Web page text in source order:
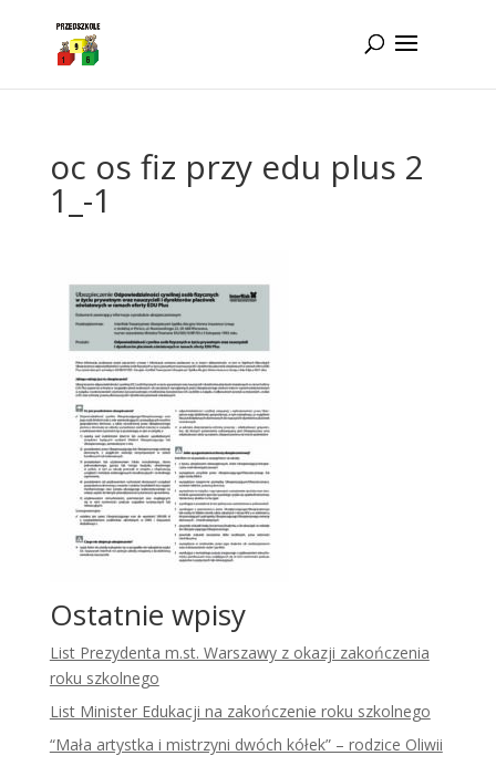
oc os fiz przy edu plus 2
1_-1
Ostatnie wpisy
List Prezydenta m.st. Warszawy z okazji zakończenia
roku szkolnego
List Minister Edukacji na zakończenie roku szkolnego
“Mała artystka i mistrzyni dwóch kółek” – rodzice Oliwii